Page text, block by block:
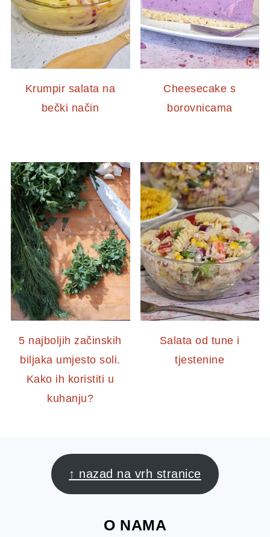
Krumpir salata na
bečki način
Cheesecake s
borovnicama
5 najboljih začinskih
biljaka umjesto soli.
Kako ih koristiti u
kuhanju?
Salata od tune i
tjestenine
FOOTER
↑ nazad na vrh stranice
O NAMA